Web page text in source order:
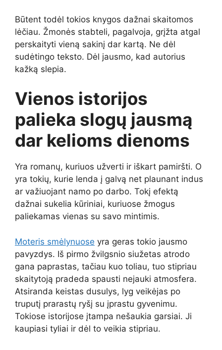
Būtent todėl tokios knygos dažnai skaitomos
lėčiau. Žmonės stabteli, pagalvoja, grįžta atgal
perskaityti vieną sakinį dar kartą. Ne dėl
sudėtingo teksto. Dėl jausmo, kad autorius
kažką slepia.
Vienos istorijos
palieka slogų jausmą
dar kelioms dienoms
Yra romanų, kuriuos užverti ir iškart pamiršti. O
yra tokių, kurie lenda į galvą net plaunant indus
ar važiuojant namo po darbo. Tokį efektą
dažnai sukelia kūriniai, kuriuose žmogus
paliekamas vienas su savo mintimis.
Moteris smėlynuose yra geras tokio jausmo
pavyzdys. Iš pirmo žvilgsnio siužetas atrodo
gana paprastas, tačiau kuo toliau, tuo stipriau
skaitytoją pradeda spausti nejauki atmosfera.
Atsiranda keistas dusulys, lyg veikėjas po
truputį prarastų ryšį su įprastu gyvenimu.
Tokiose istorijose įtampa nešaukia garsiai. Ji
kaupiasi tyliai ir dėl to veikia stipriau.